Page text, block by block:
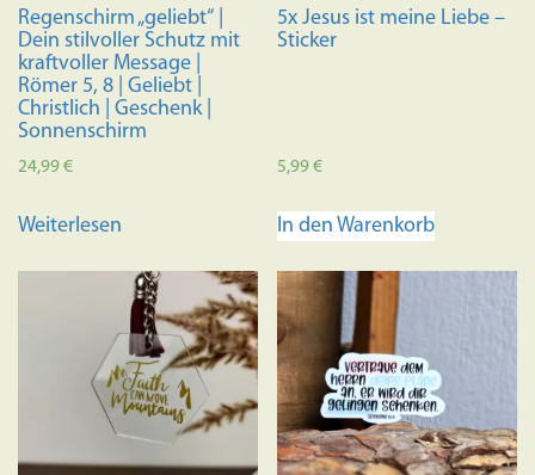
Regenschirm „geliebt“ |
Dein stilvoller Schutz mit
kraftvoller Message |
Römer 5, 8 | Geliebt |
Christlich | Geschenk |
Sonnenschirm
24,99€
Weiterlesen
5x Jesus ist meine Liebe –
Sticker
5,99€
In den Warenkorb